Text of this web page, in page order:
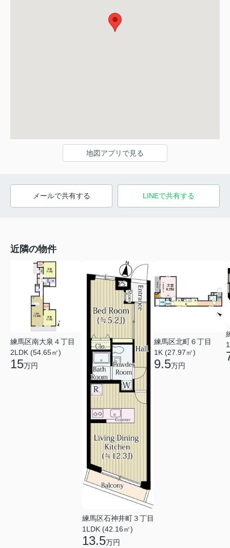
地図アプリで見る
メールで共有する LINEで共有する
近隣の物件
練馬区南大泉４丁目
2LDK (54.65㎡)
15万円
練馬区石神井町３丁目
1LDK (42.16㎡)
13.5万円
練馬区北町６丁目
1K (27.97㎡)
9.5万円